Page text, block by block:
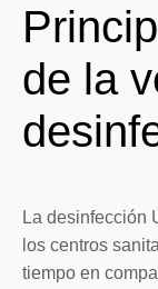
de la
La desinfección
los centros
tiempo en